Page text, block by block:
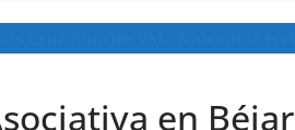
en Béjar